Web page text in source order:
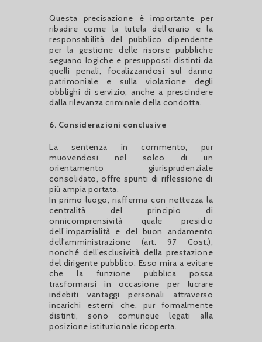
Questa precisazione è importante per
ribadire come la tutela dell’erario e la
responsabilità del pubblico dipendente
per la gestione delle risorse pubbliche
seguano logiche e presupposti distinti da
quelli penali, focalizzandosi sul danno
patrimoniale e sulla violazione degli
obblighi di servizio, anche a prescindere
dalla rilevanza criminale della condotta.
6. Considerazioni conclusive
La sentenza in commento, pur
muovendosi nel solco di un
orientamento giurisprudenziale
consolidato, offre spunti di riflessione di
più ampia portata.
In primo luogo, riafferma con nettezza la
centralità del principio di
onnicomprensività quale presidio
dell’imparzialità e del buon andamento
dell’amministrazione (art. 97 Cost.),
nonché dell’esclusività della prestazione
del dirigente pubblico. Esso mira a evitare
che la funzione pubblica possa
trasformarsi in occasione per lucrare
indebiti vantaggi personali attraverso
incarichi esterni che, pur formalmente
distinti, sono comunque legati alla
posizione istituzionale ricoperta.